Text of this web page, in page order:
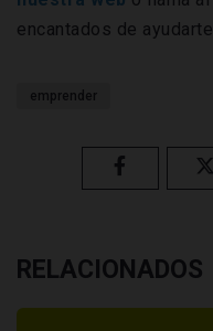
encantados de ayudarte.
emprender
RELACIONADOS